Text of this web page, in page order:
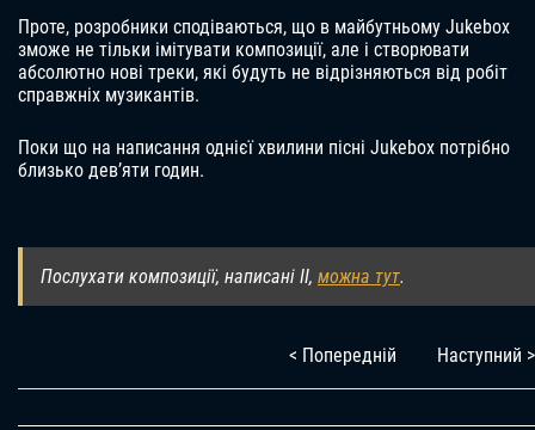
Проте, розробники сподіваються, що в майбутньому Jukebox
зможе не тільки імітувати композиції, але і створювати
абсолютно нові треки, які будуть не відрізняються від робіт
справжніх музикантів.
Поки що на написання однієї хвилини пісні Jukebox потрібно
близько дев’яти годин.
Послухати композиції, написані ІІ, можна тут.
< Попередній Наступний >